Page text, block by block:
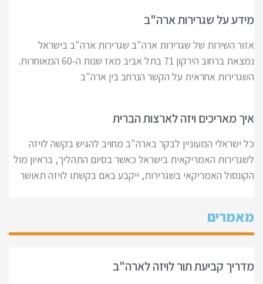
מידע על שגרירות ארה"ב
אזור השירות של שגרירות ארה"ב שגרירות ארה"ב בישראל
נמצאת ברחוב הירקון 71 בתל אביב מאז שנות ה-60 המאוחרות.
השגרירות אחראית על הקשר הנרחב בין ארה"ב
איך מאריכים ויזה לארצות הברית
כל ישראלי המעוניין לבקר בארה"ב מחויב להגיש בקשה לויזה
לשגרירות האמריקאית בישראל כאשר בסיום התהליך, בראיון מול
הקונסול האמריקאי בשגרירות, ייקבע באם בקשתו לויזה תאושר
מאמרים
מדריך קביעת תור לויזה לארה"ב